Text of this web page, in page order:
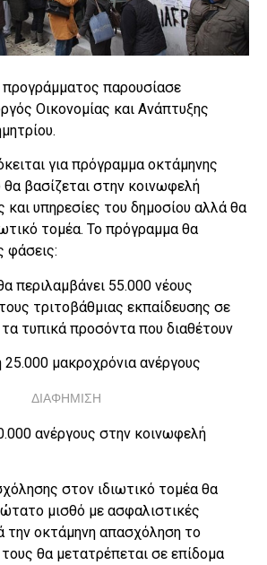
παρουσίασε
Οικονομίας και Ανάπτυξης
για πρόγραμμα οκτάμηνης
βασίζεται στην κοινωφελή
και υπηρεσίες του δημοσίου αλλά θα
τομέα. Το πρόγραμμα θα
φάσεις:
περιλαμβάνει 55.000 νέους
τριτοβάθμιας εκπαίδευσης σε
τυπικά προσόντα που διαθέτουν
μακροχρόνια ανέργους
ΔΙΑΦΗΜΙΣΗ
ανέργους στην κοινωφελή
στον ιδιωτικό τομέα θα
μισθό με ασφαλιστικές
την οκτάμηνη απασχόληση το
θα μετατρέπεται σε επίδομα